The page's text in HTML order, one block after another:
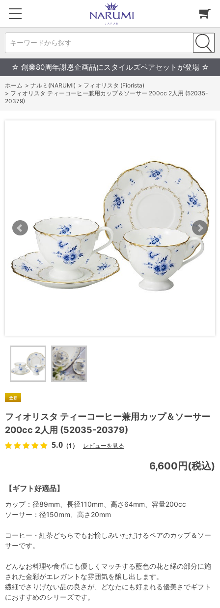
キーワードから探す
☆ 創業80周年謝恩企画品にスタイルズペアセットが登場 ☆
ホーム > ナルミ(NARUMI) > フィオリスタ (Fiorista)
> フィオリスタ ティーコーヒー兼用カップ＆ソーサー 200cc 2人用 (52035-
20379)
フィオリスタ ティーコーヒー兼用カップ＆ソーサー
200cc 2人用 (52035-20379)
5.0 （1） レビューを見る
【ギフト好適品】
6,600円(税込)
カップ：径89mm、長径110mm、高さ64mm、容量200cc
ソーサー：径150mm、高さ20mm
コーヒー・紅茶どちらでもお愉しみいただけるペアのカップ＆ソー
サーです。
どんなお料理や食卓にも優しくマッチする藍色の花と縁の部分に施
された金彩がエレガントな雰囲気を醸し出します。
繊細でさりげない品の良さが、どなたにも好まれる優美さでギフト
におすすめのシリーズです。